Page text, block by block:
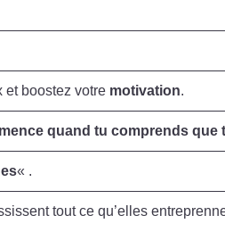
et boostez votre motivation.
quand tu comprends que
« .
tout ce qu’elles